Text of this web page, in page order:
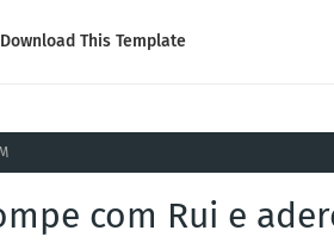
Download This Template
com Rui e